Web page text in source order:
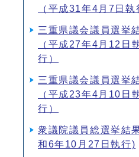
（平成31年4月7日執
三重県議会議員選挙
（平成27年4月12日
行）
三重県議会議員選挙
（平成23年4月10日
行）
衆議院議員総選挙結
和6年10月27日執行)